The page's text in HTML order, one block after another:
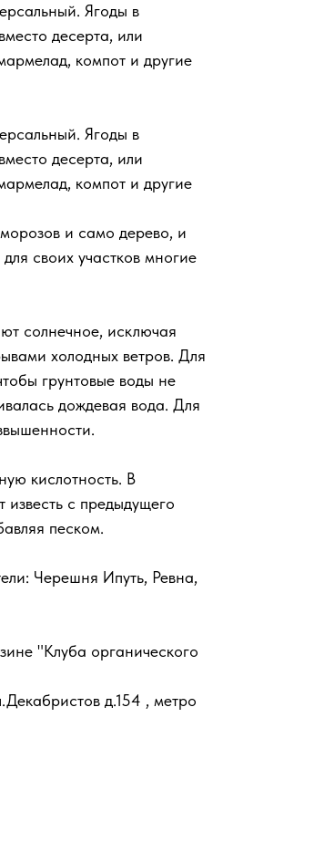
Ягоды в
десерта, или
компот и другие
Ягоды в
десерта, или
компот и другие
и само дерево, и
своих участков многие
солнечное, исключая
холодных ветров. Для
грунтовые воды не
дождевая вода. Для
кислотность. В
известь с предыдущего
песком.
Черешня Ипуть, Ревна,
"Клуба органического
д.154 , метро